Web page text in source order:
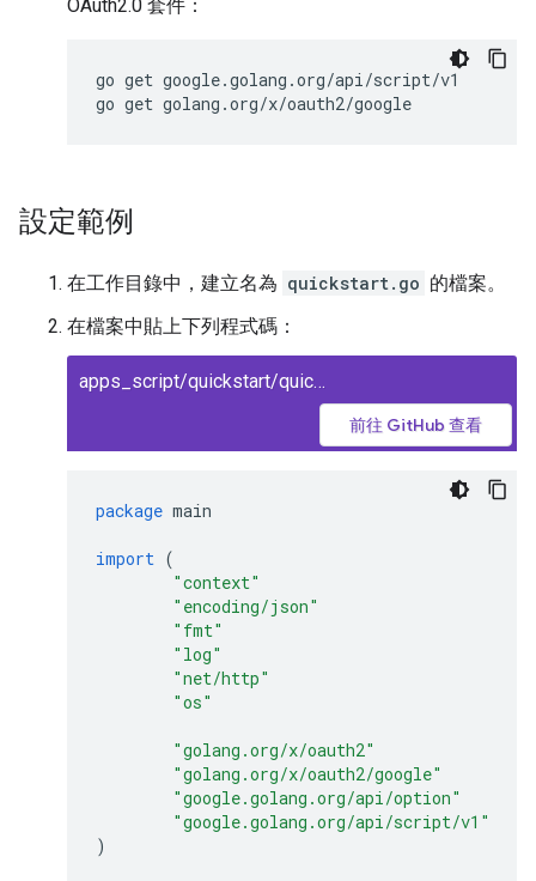
OAuth2.0 套件：
go get google.golang.org/api/script/v1
設定範例
在工作目錄中，建立名為 quickstart.go 的檔案。
在檔案中貼上下列程式碼：
apps_script/quickstart/quickstart.go
前往 GitHub 查看
package main
import (
"context"
"encoding/json"
"fmt"
"log"
"net/http"
"os"
"golang.org/x/oauth2"
"golang.org/x/oauth2/google"
"google.golang.org/api/option"
"google.golang.org/api/script/v1"
)